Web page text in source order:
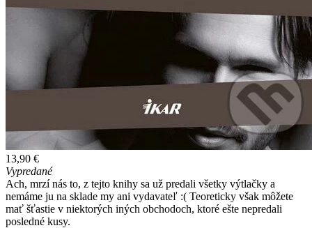
13,90 €
Vypredané
Ach, mrzí nás to, z tejto knihy sa už predali všetky výtlačky a
nemáme ju na sklade my ani vydavateľ :( Teoreticky však môžete
mať šťastie v niektorých iných obchodoch, ktoré ešte nepredali
posledné kusy.